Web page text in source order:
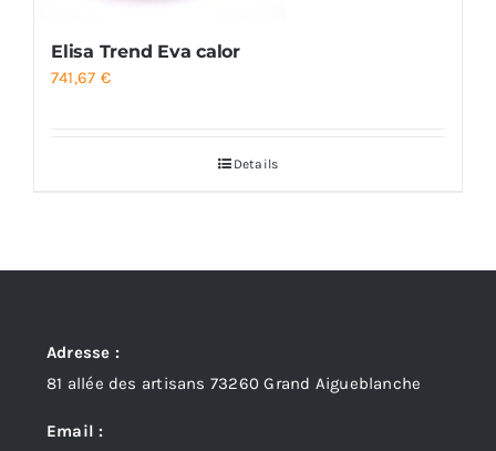
Elisa Trend Eva calor
741,67 €
Details
Adresse :
81 allée des artisans 73260 Grand Aigueblanche
Email :